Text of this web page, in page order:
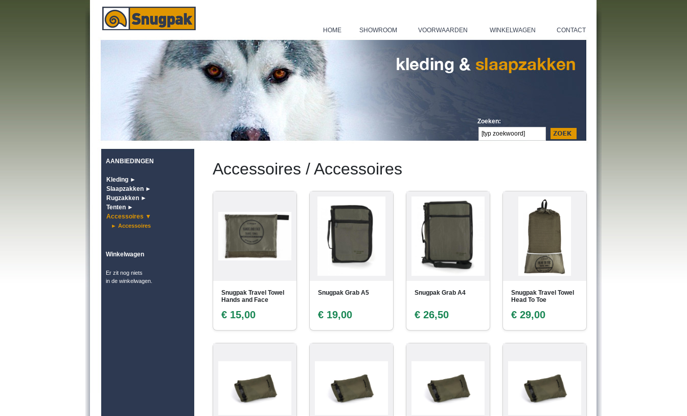
HOME SHOWROOM VOORWAARDEN WINKELWAGEN CONTACT
Zoeken:
AANBIEDINGEN
Kleding ►
Slaapzakken ►
Rugzakken ►
Tenten ►
Accessoires ▼
► Accessoires
Winkelwagen
Er zit nog niets
in de winkelwagen.
Accessoires / Accessoires
Snugpak Travel Towel
Hands and Face
€ 15,00
Snugpak Grab A5
€ 19,00
Snugpak Grab A4
€ 26,50
Snugpak Travel Towel
Head To Toe
€ 29,00